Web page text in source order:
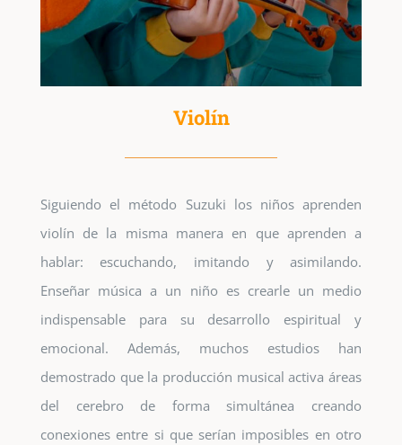
Violín
Siguiendo el método Suzuki los niños aprenden
violín de la misma manera en que aprenden a
hablar: escuchando, imitando y asimilando.
Enseñar música a un niño es crearle un medio
indispensable para su desarrollo espiritual y
emocional. Además, muchos estudios han
demostrado que la producción musical activa áreas
del cerebro de forma simultánea creando
conexiones entre si que serían imposibles en otro